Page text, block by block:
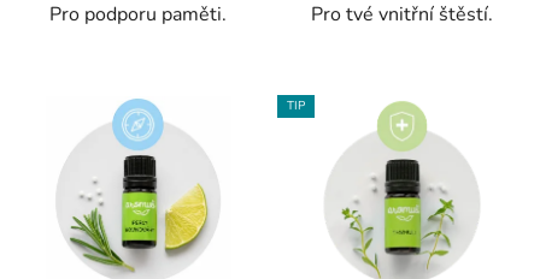
Pro podporu paměti.
hvězdiček.
Pro tvé vnitřní štěstí.
TIP